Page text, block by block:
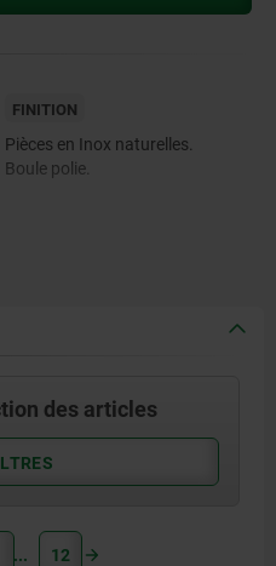
FINITION
Pièces en Inox naturelles.
Boule polie.
des articles
12